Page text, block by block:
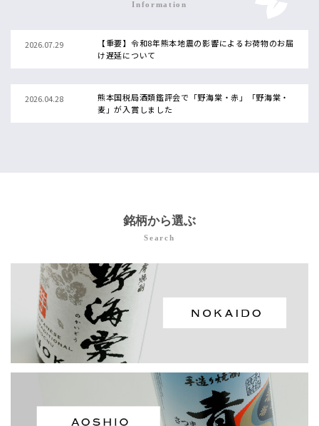
Information
2026.07.29
【重要】令和8年熊本地震の影響によるお荷物のお届
け遅延について
2026.04.28
熊本国税局酒類鑑評会で「野海棠・赤」「野海棠・
麦」が入賞しました
芋」「野海棠・麦」がそろって優等賞を受賞いたし
ました。
2025.07.25 価格改定のお知らせ（R7年10月1日より実施）
銘柄から選ぶ
Search